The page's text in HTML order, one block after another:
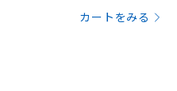
カートをみる